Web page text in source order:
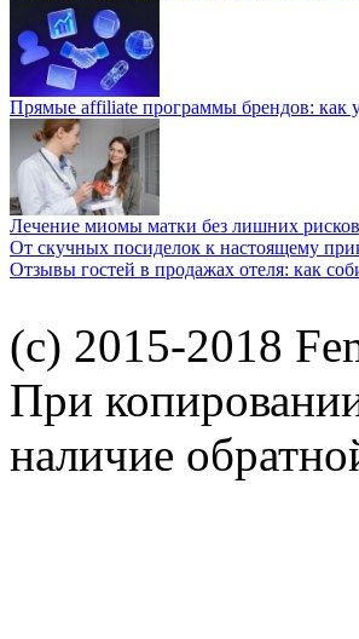
Прямые affiliate программы брендов: как
Лечение миомы матки без лишних
От скучных посиделок к настоящему
Отзывы гостей в продажах отеля: как
(c) 2015-2018
При
наличие